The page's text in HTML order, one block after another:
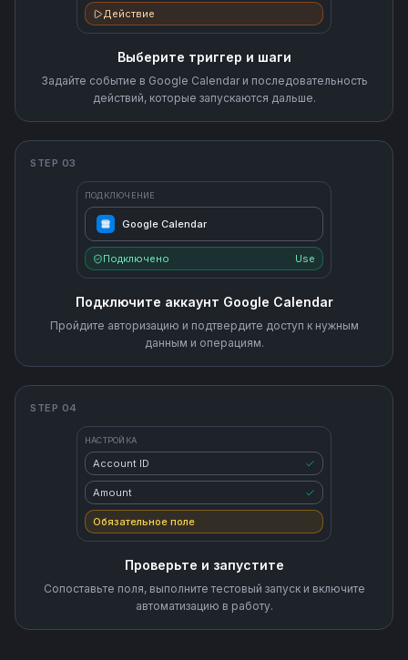
Действие
Выберите триггер и шаги
Задайте событие в Google Calendar и последовательность
действий, которые запускаются дальше.
STEP 03
ПОДКЛЮЧЕНИЕ
Google Calendar
Подключено Use
Подключите аккаунт Google Calendar
Пройдите авторизацию и подтвердите доступ к нужным
данным и операциям.
STEP 04
НАСТРОЙКА
Account ID
Amount
Обязательное поле
Проверьте и запустите
Сопоставьте поля, выполните тестовый запуск и включите
автоматизацию в работу.